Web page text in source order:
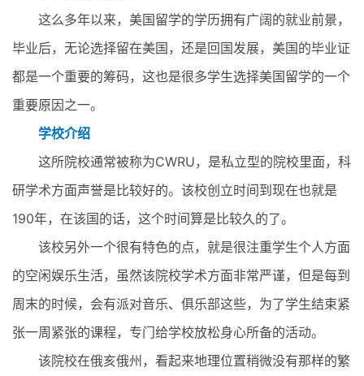
这么多年以来，美国留学的学历拥有广阔的就业前景，
毕业后，无论选择留在美国，还是回国发展，美国的毕业证
都是一个重要的筹码，这也是很多学生选择美国留学的一个
重要原因之一。
学校介绍
这所院校通常被称为CWRU，是私立型的院校里面，科
研学术方面声誉是比较好的。该校创立时间到现在也就是
190年，在该国的话，这个时间算是比较久的了。
该校另外一个很有特色的点，就是很注重学生个人方面
的空闲娱乐生活，虽然该院校学术方面非常严谨，但是每到
周末的时候，会有派对音乐、俱乐部这些，为了学生结束紧
张一周紧张的课程，专门给学校放松身心所备的活动。
该院校在俄亥俄州，看起来地理位置稍微没有那样的繁